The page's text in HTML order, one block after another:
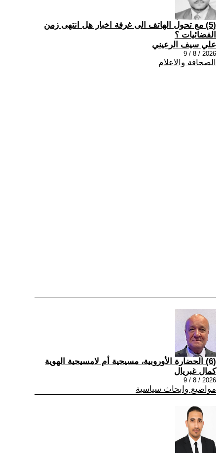
(5) مع تحول الهاتف الى غرفة اخبار هل انتهى زمن
الفضائيات ؟
علي سيف الرعيني
2026 / 8 / 9
الصحافة والاعلام
(6) الحضارة الأوروبية، مسيحية أم لامسيحية الهوية
كمال غبريال
2026 / 8 / 9
مواضيع وابحاث سياسية